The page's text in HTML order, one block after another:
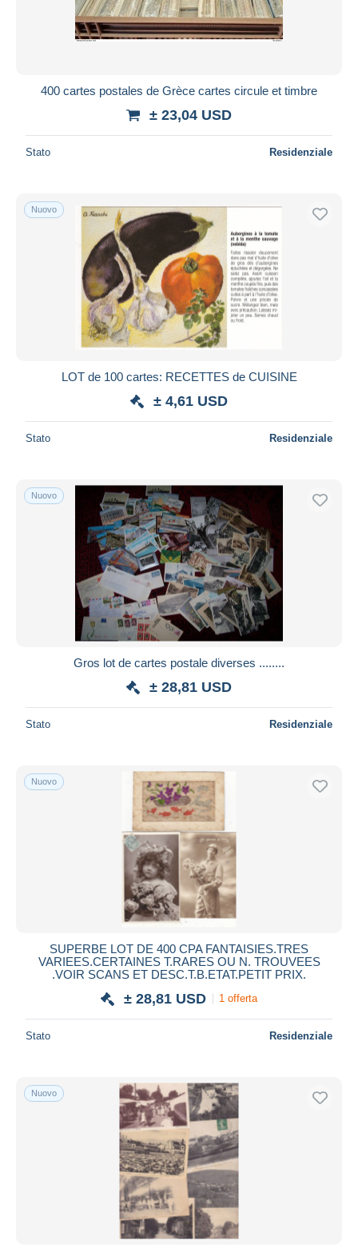
400 cartes postales de Grèce cartes circule et timbre
± 23,04 USD
Stato Residenziale
Nuovo
LOT de 100 cartes: RECETTES de CUISINE
± 4,61 USD
Stato Residenziale
Nuovo
Gros lot de cartes postale diverses ........
± 28,81 USD
Stato Residenziale
Nuovo
SUPERBE LOT DE 400 CPA FANTAISIES.TRES
VARIEES.CERTAINES T.RARES OU N. TROUVEES
.VOIR SCANS ET DESC.T.B.ETAT.PETIT PRIX.
± 28,81 USD 1 offerta
Stato Residenziale
Nuovo